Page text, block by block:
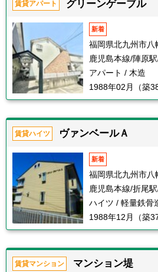
賃貸アパート グリーンゲーブル
新着
福岡県北九州市八
鹿児島本線/陣原
アパート / 木造
1988年02月（築38
賃貸ハイツ ヴァンベールＡ
新着
福岡県北九州市八
鹿児島本線/折尾
ハイツ / 軽量鉄骨
1988年12月（築37
賃貸マンション マンション堤